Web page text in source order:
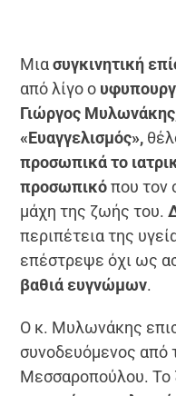
Μιασυγκινητική
από λίγο ο
Γιώργος
«Ευαγγελισμός»,
προσωπικά το
προσωπικόπου τον
μάχη της ζωής του.
περιπέτεια της
επέστρεψε όχι ως
βαθιά ευγνώμων.
Ο κ. Μυλωνάκης
συνοδευόμενος από
Μεσσαροπούλου. Το